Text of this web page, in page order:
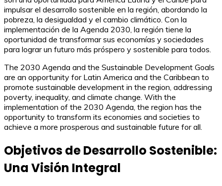
impulsar el desarrollo sostenible en la región, abordando la
pobreza, la desigualdad y el cambio climático. Con la
implementación de la Agenda 2030, la región tiene la
oportunidad de transformar sus economías y sociedades
para lograr un futuro más próspero y sostenible para todos.
The 2030 Agenda and the Sustainable Development Goals
are an opportunity for Latin America and the Caribbean to
promote sustainable development in the region, addressing
poverty, inequality, and climate change. With the
implementation of the 2030 Agenda, the region has the
opportunity to transform its economies and societies to
achieve a more prosperous and sustainable future for all.
Objetivos de Desarrollo Sostenible:
Una Visión Integral